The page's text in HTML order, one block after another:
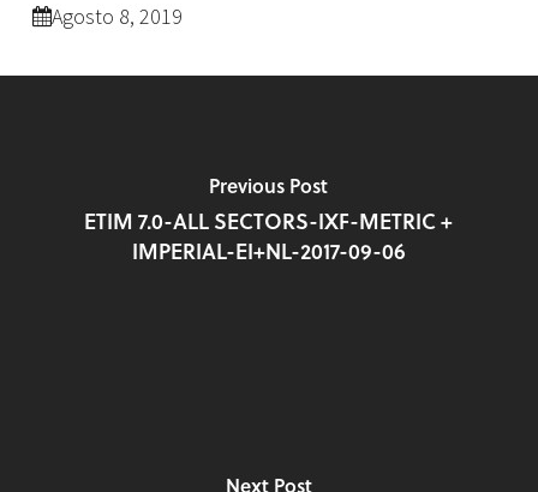
Agosto 8, 2019
Previous Post
ETIM 7.0-ALL SECTORS-IXF-METRIC +
IMPERIAL-EI+NL-2017-09-06
Next Post